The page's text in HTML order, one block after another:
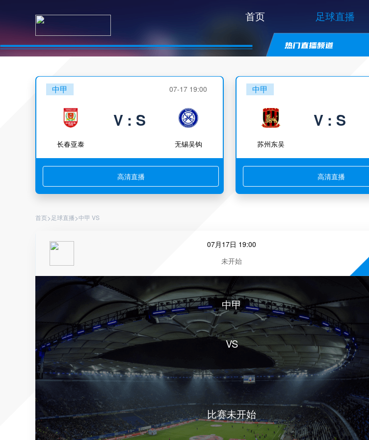
首页 足球直播
中甲 07-17 19:00
长春亚泰
V : S
无锡吴钩
高清直播
中甲
苏州东吴
V : S
高清直播
首页> 足球直播>中甲 VS
07月17日 19:00
未开始
中甲
VS
比赛未开始